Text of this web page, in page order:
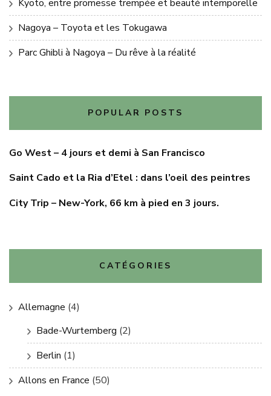
Kyoto, entre promesse trempée et beauté intemporelle
Nagoya – Toyota et les Tokugawa
Parc Ghibli à Nagoya – Du rêve à la réalité
POPULAR POSTS
Go West – 4 jours et demi à San Francisco
Saint Cado et la Ria d’Etel : dans l’oeil des peintres
City Trip – New-York, 66 km à pied en 3 jours.
CATÉGORIES
Allemagne (4)
Bade-Wurtemberg (2)
Berlin (1)
Allons en France (50)